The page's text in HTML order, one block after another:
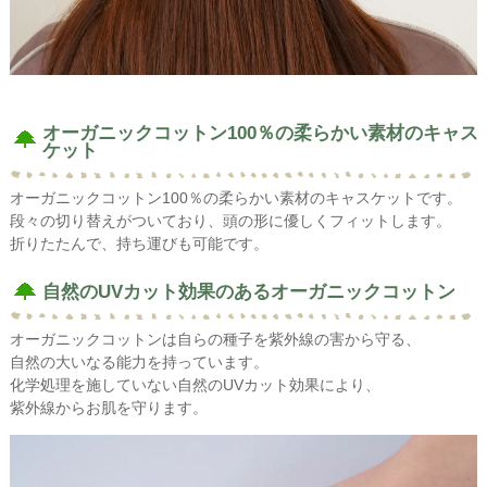
オーガニックコットン100％の柔らかい素材のキャス
ケット
オーガニックコットン100％の柔らかい素材のキャスケットです。
段々の切り替えがついており、頭の形に優しくフィットします。
折りたたんで、持ち運びも可能です。
自然のUVカット効果のあるオーガニックコットン
オーガニックコットンは自らの種子を紫外線の害から守る、
自然の大いなる能力を持っています。
化学処理を施していない自然のUVカット効果により、
紫外線からお肌を守ります。